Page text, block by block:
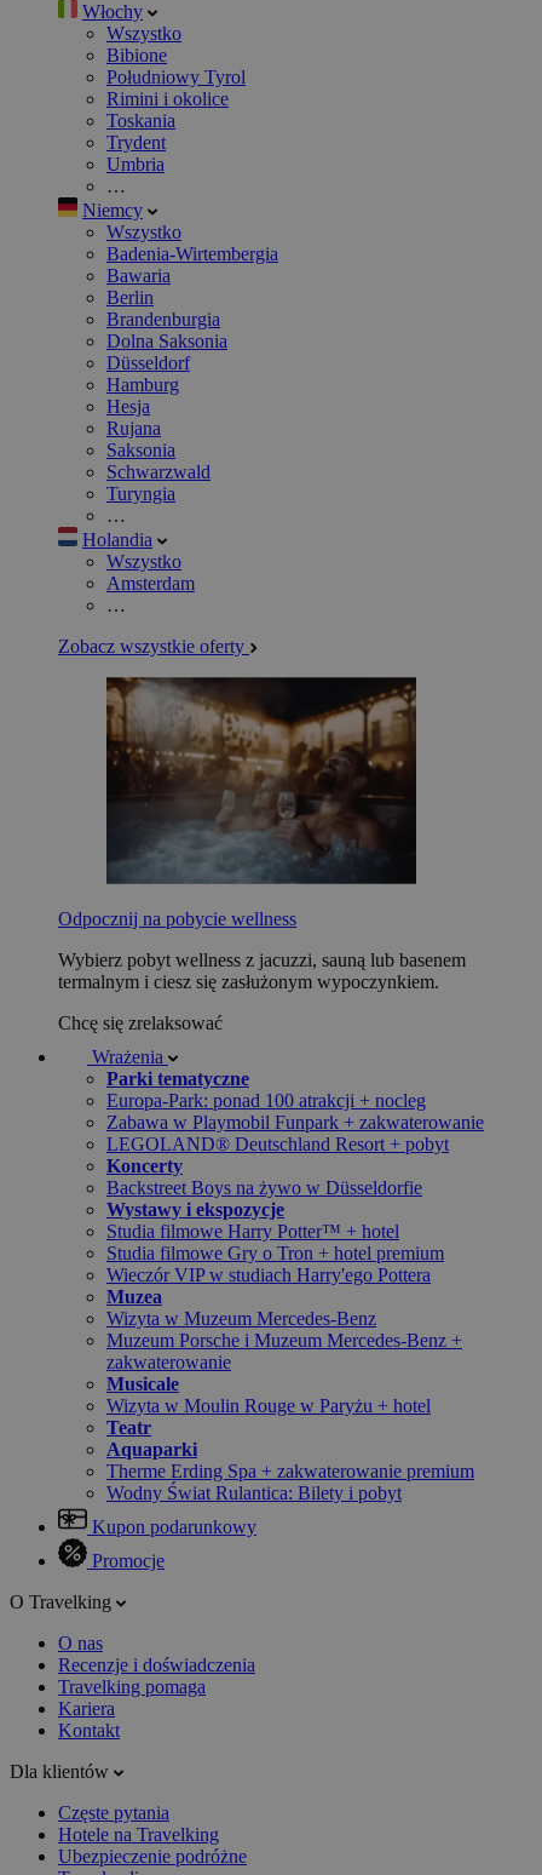
Włochy
Wszystko
Bibione
Południowy Tyrol
Rimini i okolice
Toskania
Trydent
Umbria
…
Niemcy
Wszystko
Badenia-Wirtembergia
Bawaria
Berlin
Brandenburgia
Dolna Saksonia
Düsseldorf
Hamburg
Hesja
Rujana
Saksonia
Schwarzwald
Turyngia
…
Holandia
Wszystko
Amsterdam
…
Zobacz wszystkie oferty
Odpocznij na pobycie wellness
Wybierz pobyt wellness z jacuzzi, sauną lub basenem
termalnym i ciesz się zasłużonym wypoczynkiem.
Chcę się zrelaksować
Wrażenia
Parki tematyczne
Europa-Park: ponad 100 atrakcji + nocleg
Zabawa w Playmobil Funpark + zakwaterowanie
LEGOLAND® Deutschland Resort + pobyt
Koncerty
Backstreet Boys na żywo w Düsseldorfie
Wystawy i ekspozycje
Studia filmowe Harry Potter™ + hotel
Studia filmowe Gry o Tron + hotel premium
Wieczór VIP w studiach Harry'ego Pottera
Muzea
Wizyta w Muzeum Mercedes-Benz
Muzeum Porsche i Muzeum Mercedes-Benz +
zakwaterowanie
Musicale
Wizyta w Moulin Rouge w Paryżu + hotel
Teatr
Aquaparki
Therme Erding Spa + zakwaterowanie premium
Wodny Świat Rulantica: Bilety i pobyt
Kupon podarunkowy
Promocje
O Travelking
O nas
Recenzje i doświadczenia
Travelking pomaga
Kariera
Kontakt
Dla klientów
Częste pytania
Hotele na Travelking
Ubezpieczenie podróżne